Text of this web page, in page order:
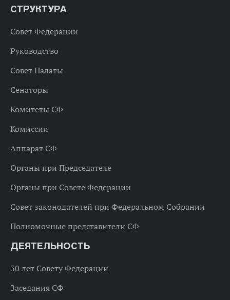
СТРУКТУРА
Совет Федерации
Руководство
Совет Палаты
Сенаторы
Комитеты СФ
Комиссии
Аппарат СФ
Органы при Председателе
Органы при Совете Федерации
Совет законодателей при Федеральном Собрании
Полномочные представители СФ
ДЕЯТЕЛЬНОСТЬ
30 лет Совету Федерации
Заседания СФ